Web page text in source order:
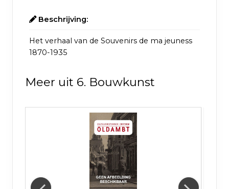
Beschrijving:
Het verhaal van de Souvenirs de ma jeuness
1870-1935
Meer uit 6. Bouwkunst